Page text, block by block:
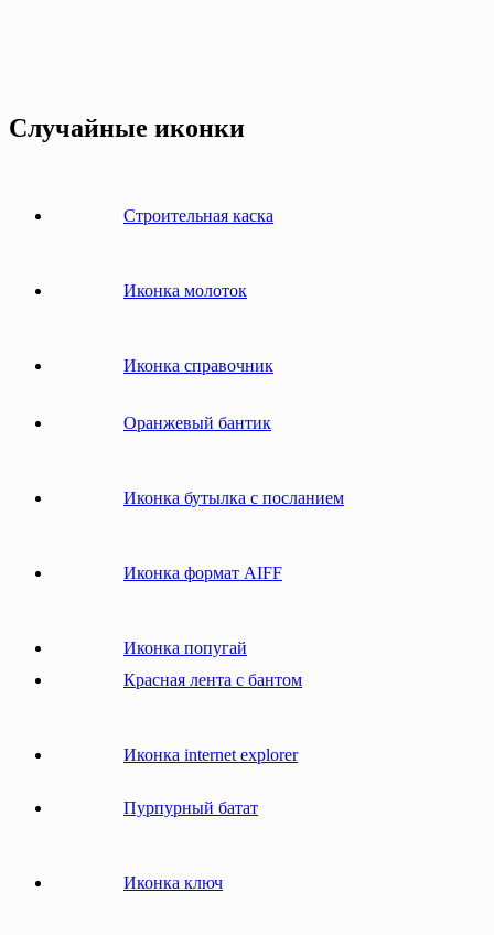
Случайные иконки
Строительная каска
Иконка молоток
Иконка справочник
Оранжевый бантик
Иконка бутылка с посланием
Иконка формат AIFF
Иконка попугай
Красная лента с бантом
Иконка internet explorer
Пурпурный батат
Иконка ключ